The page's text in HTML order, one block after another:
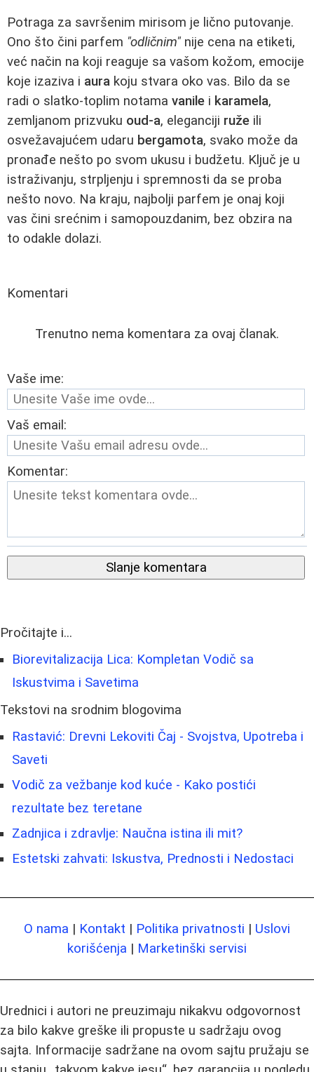
Potraga za savršenim mirisom je lično putovanje.
Ono što čini parfem "odličnim" nije cena na etiketi,
već način na koji reaguje sa vašom kožom, emocije
koje izaziva i aura koju stvara oko vas. Bilo da se
radi o slatko-toplim notama vanile i karamela,
zemljanom prizvuku oud-a, eleganciji ruže ili
osvežavajućem udaru bergamota, svako može da
pronađe nešto po svom ukusu i budžetu. Ključ je u
istraživanju, strpljenju i spremnosti da se proba
nešto novo. Na kraju, najbolji parfem je onaj koji
vas čini srećnim i samopouzdanim, bez obzira na
to odakle dolazi.
Komentari
Trenutno nema komentara za ovaj članak.
Vaše ime:
Vaš email:
Komentar:
Slanje komentara
Pročitajte i...
Biorevitalizacija Lica: Kompletan Vodič sa
Iskustvima i Savetima
Tekstovi na srodnim blogovima
Rastavić: Drevni Lekoviti Čaj - Svojstva, Upotreba i
Saveti
Vodič za vežbanje kod kuće - Kako postići
rezultate bez teretane
Zadnjica i zdravlje: Naučna istina ili mit?
Estetski zahvati: Iskustva, Prednosti i Nedostaci
O nama | Kontakt | Politika privatnosti | Uslovi
korišćenja | Marketinški servisi
Urednici i autori ne preuzimaju nikakvu odgovornost
za bilo kakve greške ili propuste u sadržaju ovog
sajta. Informacije sadržane na ovom sajtu pružaju se